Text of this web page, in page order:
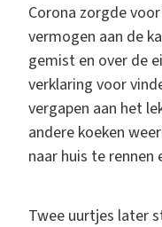
Corona zorgde
vermogen aan de
gemist en over de
verklaring voor
vergapen aan het
andere koeken
naar huis te
Twee uurtjes later